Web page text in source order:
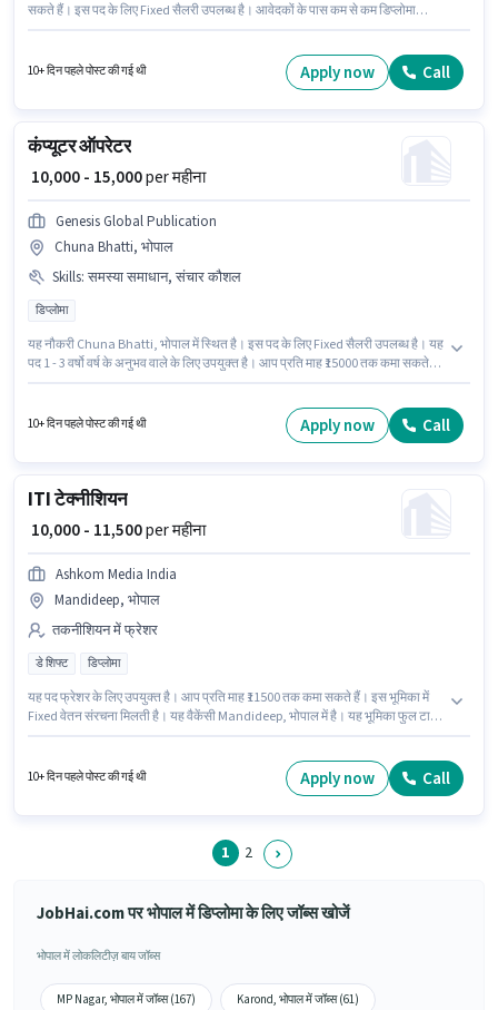
सकते हैं। इस पद के लिए Fixed सैलरी उपलब्ध है। आवेदकों के पास कम से कम डिप्लोमा
सप्ताह है। Ojaswi Medical Store लैब टेक्निशन / फार्मासिस्ट श्रेणी में फार्मासिस्ट पद के
10+ दिन पहले पोस्ट की गई थी Apply now Call
कंप्यूटर ऑपरेटर
₹ 10,000 - 15,000per महीना
Genesis Global Publication
Chuna Bhatti, भोपाल
Skills: समस्या समाधान, संचार कौशल
डिप्लोमा
यह नौकरी Chuna Bhatti, भोपाल में स्थित है। इस पद के लिए Fixed सैलरी उपलब्ध है। यह
पद 1 - 3 वर्षो वर्ष के अनुभव वाले के लिए उपयुक्त है। आप प्रति माह ₹15000 तक कमा सकते
ऑपरेटर पद के लिए सक्रिय रूप से हायर कर रहा है। आवेदकों के पास कम से कम डिप्लोमा
10+ दिन पहले पोस्ट की गई थी Apply now Call
ITI टेक्नीशियन
₹ 10,000 - 11,500per महीना
Ashkom Media India
Mandideep, भोपाल
तकनीशियन में फ्रेशर
डे शिफ्ट डिप्लोमा
यह पद फ्रेशर के लिए उपयुक्त है। आप प्रति माह ₹11500 तक कमा सकते हैं। इस भूमिका में
Fixed वेतन संरचना मिलती है। यह वैकेंसी Mandideep, भोपाल में है। यह भूमिका फुल टाइम
डिप्लोमा डिग्री/सर्टिफिकेट होना अनिवार्य है।
10+ दिन पहले पोस्ट की गई थी Apply now Call
1 2
JobHai.com पर भोपाल में डिप्लोमा के लिए जॉब्स खोजें
भोपाल में लोकलिटीज़ बाय जॉब्स
MP Nagar, भोपाल में जॉब्स (167) Karond, भोपाल में जॉब्स (61)